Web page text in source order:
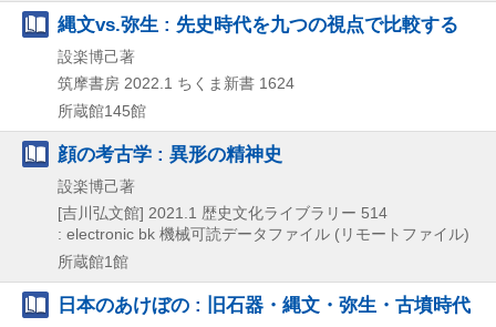
縄文vs.弥生 : 先史時代を九つの視点で比較する
設楽博己著
筑摩書房 2022.1 ちくま新書 1624
所蔵館145館
顔の考古学 : 異形の精神史
設楽博己著
[吉川弘文館] 2021.1 歴史文化ライブラリー 514
: electronic bk 機械可読データファイル (リモートファイル)
所蔵館1館
日本のあけぼの : 旧石器・縄文・弥生・古墳時代